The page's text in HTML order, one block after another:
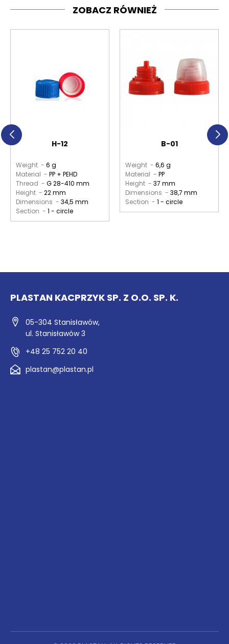
ZOBACZ RÓWNIEŻ
H-12
Weight - 6 g
Material - PP + PEHD
Thread - G 28-410 mm
Height - 22 mm
Dimensions - 34,5 mm
Section - 1 - circle
B-01
Weight - 6,6 g
Material - PP
Height - 37 mm
Dimensions - 38,7 mm
Section - 1 - circle
PLASTAN KACPRZYK SP. Z O.O. SP. K.
05-304 Stanisławów,
ul. Stanisławów 3
+48 25 752 20 40
plastan@plastan.pl